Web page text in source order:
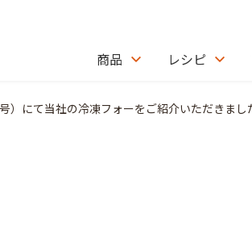
商品 レシピ
）にて当社の冷凍フォーをご紹介いただきまし